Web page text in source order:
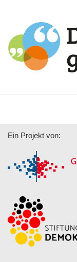
Ein Projekt von: